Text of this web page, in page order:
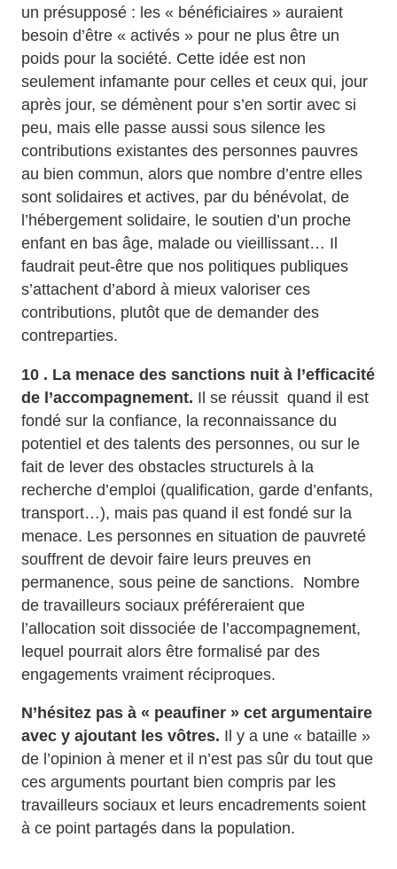
un présupposé : les « bénéficiaires » auraient
besoin d’être « activés » pour ne plus être un
poids pour la société. Cette idée est non
seulement infamante pour celles et ceux qui, jour
après jour, se démènent pour s’en sortir avec si
peu, mais elle passe aussi sous silence les
contributions existantes des personnes pauvres
au bien commun, alors que nombre d’entre elles
sont solidaires et actives, par du bénévolat, de
l’hébergement solidaire, le soutien d’un proche
enfant en bas âge, malade ou vieillissant… Il
faudrait peut-être que nos politiques publiques
s’attachent d’abord à mieux valoriser ces
contributions, plutôt que de demander des
contreparties.
10 . La menace des sanctions nuit à l’efficacité
de l’accompagnement. Il se réussit quand il est
fondé sur la confiance, la reconnaissance du
potentiel et des talents des personnes, ou sur le
fait de lever des obstacles structurels à la
recherche d’emploi (qualification, garde d’enfants,
transport…), mais pas quand il est fondé sur la
menace. Les personnes en situation de pauvreté
souffrent de devoir faire leurs preuves en
permanence, sous peine de sanctions. Nombre
de travailleurs sociaux préféreraient que
l’allocation soit dissociée de l’accompagnement,
lequel pourrait alors être formalisé par des
engagements vraiment réciproques.
N’hésitez pas à « peaufiner » cet argumentaire
avec y ajoutant les vôtres. Il y a une « bataille »
de l’opinion à mener et il n’est pas sûr du tout que
ces arguments pourtant bien compris par les
travailleurs sociaux et leurs encadrements soient
à ce point partagés dans la population.